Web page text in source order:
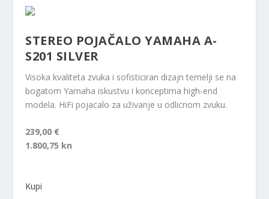
STEREO POJAČALO YAMAHA A-
S201 SILVER
Visoka kvaliteta zvuka i sofisticiran dizajn temelji se na
bogatom Yamaha iskustvu i konceptima high-end
modela. HiFi pojacalo za uživanje u odlicnom zvuku.
239,00 €
1.800,75 kn
Kupi